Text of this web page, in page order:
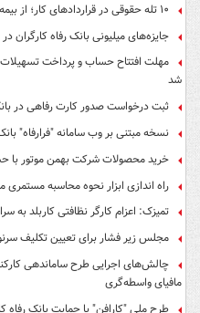
۱۰ تله حقوقی در قراردادهای کار؛ از بیمه اجباری تا سفیدامضاء خطرناک
جایزه‌های میلیونی بانک رفاه
شد
ثبت درخواست صدور کارت رفاهی در
نسخه مبتنی بر وب سامانه "فرارفاه"
خرید محصولات شرکت بهمن موتور با
راه اندازی ابزار نحوه محاسبه
تمیزک: اعزام کارگر نظافتی کاربلد به
مجلس زیر فشار برای تعیین تکلیف
چالش‌های اجرایی طرح ساماندهی
مافیای واسطه‌گری
طرح ملی "کارافن" با حمایت بانک رفاه